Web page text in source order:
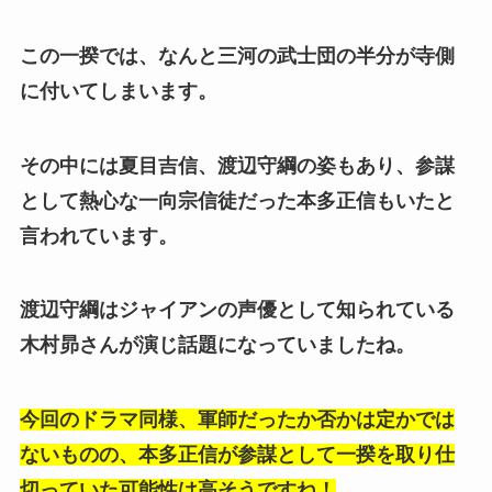
この一揆では、なんと三河の武士団の半分が寺側
に付いてしまいます。
その中には夏目吉信、渡辺守綱の姿もあり、参謀
として熱心な一向宗信徒だった本多正信もいたと
言われています。
渡辺守綱はジャイアンの声優として知られている
木村昴さんが演じ話題になっていましたね。
今回のドラマ同様、軍師だったか否かは定かでは
ないものの、本多正信が参謀として一揆を取り仕